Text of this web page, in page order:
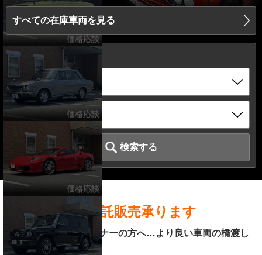
価格応談
価格応談
価格応談
すべての在庫車両を見る
絞り込み検索
検索する
愛車買取り、委託販売承ります
貴方から…新しいオーナーの方へ…より良い車両の橋渡し
を行っています。